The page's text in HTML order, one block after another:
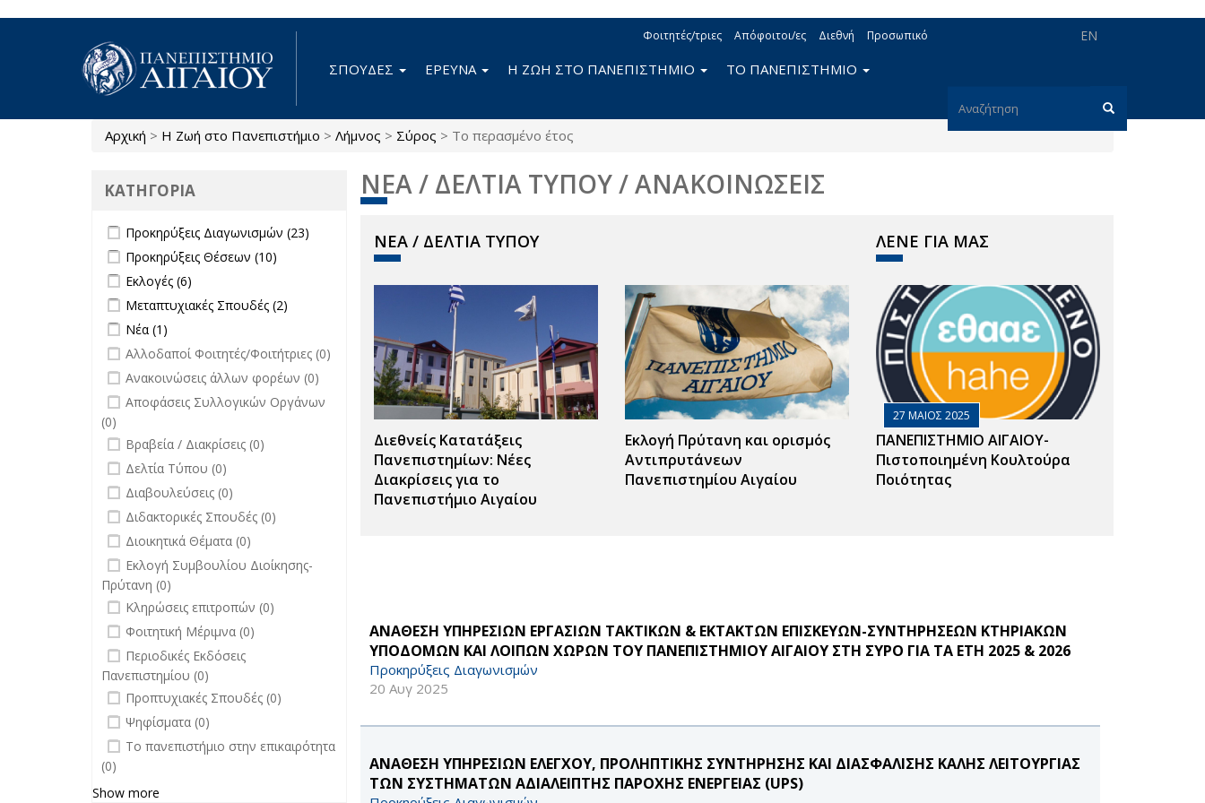
EN
Φοιτητές/τριες Απόφοιτοι/ες Διεθνή Προσωπικό
Φόρμα
ΣΠΟΥΔΕΣ ΕΡΕΥΝΑ Η ΖΩΗ ΣΤΟ ΠΑΝΕΠΙΣΤΗΜΙΟ ΤΟ ΠΑΝΕΠΙΣΤΗΜΙΟ
Είστε εδώ
Αρχική > Η Ζωή στο Πανεπιστήμιο > Λήμνος > Σύρος > Το περασμένο έτος
ΝΕΑ / ΔΕΛΤΙΑ ΤΥΠΟΥ / ΑΝΑΚΟΙΝΩΣΕΙΣ
ΝΕΑ / ΔΕΛΤΙΑ ΤΥΠΟΥ
Διεθνείς Κατατάξεις
Πανεπιστημίων: Νέες
Διακρίσεις για το
Πανεπιστήμιο Αιγαίου
Εκλογή Πρύτανη και ορισμός
Αντιπρυτάνεων
Πανεπιστημίου Αιγαίου
ΛΕΝΕ ΓΙΑ ΜΑΣ
27 ΜΑΙΟΣ 2025
ΠΑΝΕΠΙΣΤΗΜΙΟ ΑΙΓΑΙΟΥ-
Πιστοποιημένη Κουλτούρα
Ποιότητας
ΑΝΑΘΕΣΗ ΥΠΗΡΕΣΙΩΝ ΕΡΓΑΣΙΩΝ ΤΑΚΤΙΚΩΝ & ΕΚΤΑΚΤΩΝ ΕΠΙΣΚΕΥΩΝ-ΣΥΝΤΗΡΗΣΕΩΝ ΚΤΗΡΙΑΚΩΝ
ΥΠΟΔΟΜΩΝ ΚΑΙ ΛΟΙΠΩΝ ΧΩΡΩΝ ΤΟΥ ΠΑΝΕΠΙΣΤΗΜΙΟΥ ΑΙΓΑΙΟΥ ΣΤΗ ΣΥΡΟ ΓΙΑ ΤΑ ΕΤΗ 2025 & 2026
Προκηρύξεις Διαγωνισμών
20 Αυγ 2025
ΑΝΑΘΕΣΗ ΥΠΗΡΕΣΙΩΝ ΕΛΕΓΧΟΥ, ΠΡΟΛΗΠΤΙΚΗΣ ΣΥΝΤΗΡΗΣΗΣ ΚΑΙ ΔΙΑΣΦΑΛΙΣΗΣ ΚΑΛΗΣ ΛΕΙΤΟΥΡΓΙΑΣ
ΤΩΝ ΣΥΣΤΗΜΑΤΩΝ ΑΔΙΑΛΕΙΠΤΗΣ ΠΑΡΟΧΗΣ ΕΝΕΡΓΕΙΑΣ (UPS)
ΚΑΤΗΓΟΡΙΑ
Apply Προκηρύξεις Διαγωνισμών
filter
Προκηρύξεις Διαγωνισμών (23)
Προκηρύξεις
Διαγωνισμών
Apply Προκηρύξεις Θέσεων filter
Προκηρύξεις Θέσεων (10)
filter
Apply Εκλογές filter
Εκλογές (6)
Apply Μεταπτυχιακές Σπουδές filter
Μεταπτυχιακές Σπουδές (2)
Apply Νέα filter
Νέα (1)
undefined
Αλλοδαποί Φοιτητές/Φοιτήτριες (0)
undefined
Ανακοινώσεις άλλων φορέων (0)
undefined
Αποφάσεις Συλλογικών Οργάνων
(0)
undefined
Βραβεία / Διακρίσεις (0)
undefined
Δελτία Τύπου (0)
undefined
Διαβουλεύσεις (0)
undefined
Διδακτορικές Σπουδές (0)
undefined
Διοικητικά Θέματα (0)
undefined
Εκλογή Συμβουλίου Διοίκησης-
Πρύτανη (0)
undefined
Κληρώσεις επιτροπών (0)
undefined
Φοιτητική Μέριμνα (0)
undefined
Περιοδικές Εκδόσεις
Πανεπιστημίου (0)
undefined
Προπτυχιακές Σπουδές (0)
undefined
Ψηφίσματα (0)
undefined
Το πανεπιστήμιο στην επικαιρότητα
(0)
Show more